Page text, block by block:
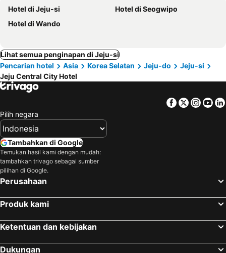
Hotel di Jeju-si
Hotel di Seogwipo
Hotel di Wando
Lihat semua penginapan di Jeju-si
Pencarian hotel
Asia Korea Selatan Jeju-do
Jeju-si
Jeju Central City Hotel
Facebook
Twitter
Pilih negara
Tambahkan di Google
Temukan hasil kami dengan mudah:
tambahkan trivago sebagai sumber
pilihan di Google.
Perusahaan
Produk kami
Ketentuan dan kebijakan
Dukungan